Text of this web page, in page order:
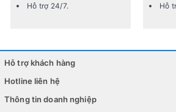
Ưu điểm của xe đạp đường phố
Xe đạp đường phố Twitter Thunder
ngoại hình nổi bật cùng bộ khung bền
Hỗ trợ 24/7.
Hỗ
Hỗ trợ khách hàng
Hotline liên hệ
Thông tin doanh nghiệp